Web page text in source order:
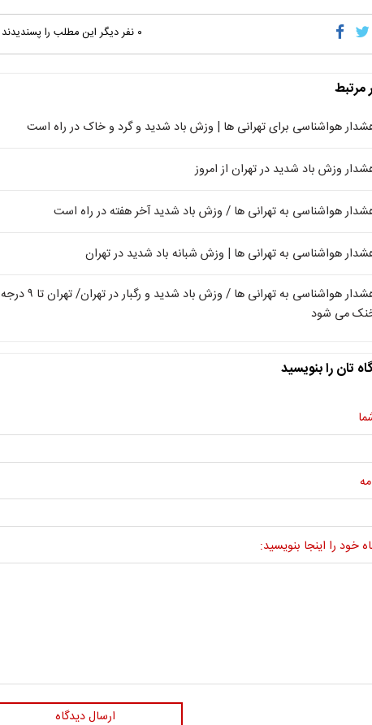
۰ نفر دیگر این مطلب را پسندیدند
مرتبط
هواشناسی برای تهرانی ها | وزش باد شدید و گرد و خاک در راه است
وزش باد شدید در تهران از امروز
هواشناسی به تهرانی ها / وزش باد شدید آخر هفته در راه است
هواشناسی به تهرانی ها | وزش شبانه باد شدید در تهران
هشدار هواشناسی به تهرانی ها / وزش باد شدید و رگبار در تهران/ تهران تا ۹ درجه
می شود
تان را بنویسید
خود را اینجا بنویسید:
ارسال دیدگاه